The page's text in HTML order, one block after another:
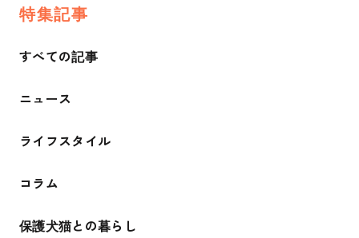
特集記事
すべての記事
ニュース
ライフスタイル
コラム
保護犬猫との暮らし